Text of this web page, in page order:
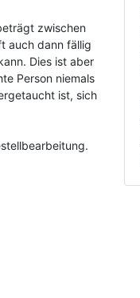
zwischen
auch dann fällig
Dies ist aber
Person niemals
ist, sich